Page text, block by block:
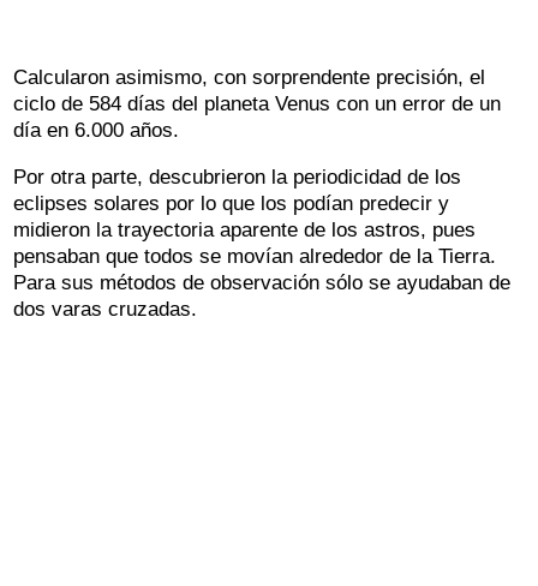
Calcularon asimismo, con sorprendente precisión, el
ciclo de 584 días del planeta Venus con un error de un
día en 6.000 años.
Por otra parte, descubrieron la periodicidad de los
eclipses solares por lo que los podían predecir y
midieron la trayectoria aparente de los astros, pues
pensaban que todos se movían alrededor de la Tierra.
Para sus métodos de observación sólo se ayudaban de
dos varas cruzadas.